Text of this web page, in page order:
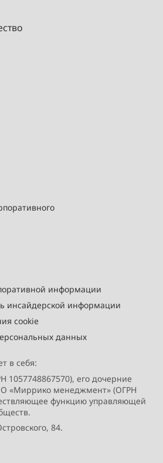
информации
инсайдерской информации
cookie
данных
в себя:
его дочерние
«Миррико менеджмент» (ОГРН
функцию управляющей
84.